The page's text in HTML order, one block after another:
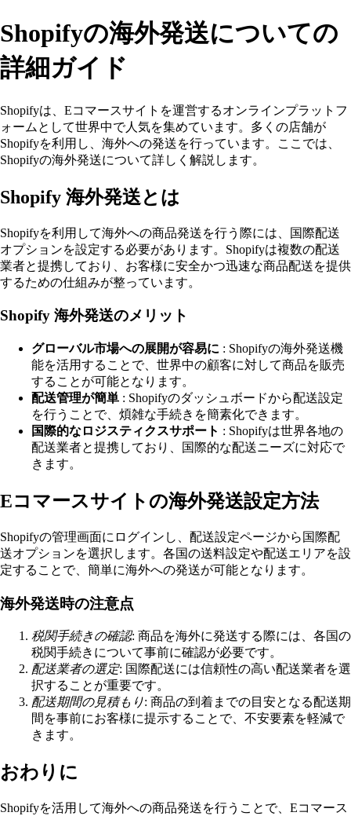
Shopifyの海外発送についての
詳細ガイド
Shopifyは、Eコマースサイトを運営するオンラインプラットフ
ォームとして世界中で人気を集めています。多くの店舗が
Shopifyを利用し、海外への発送を行っています。ここでは、
Shopifyの海外発送について詳しく解説します。
Shopify 海外発送とは
Shopifyを利用して海外への商品発送を行う際には、国際配送
オプションを設定する必要があります。Shopifyは複数の配送
業者と提携しており、お客様に安全かつ迅速な商品配送を提供
するための仕組みが整っています。
Shopify 海外発送のメリット
グローバル市場への展開が容易に : Shopifyの海外発送機
能を活用することで、世界中の顧客に対して商品を販売
することが可能となります。
配送管理が簡単 : Shopifyのダッシュボードから配送設定
を行うことで、煩雑な手続きを簡素化できます。
国際的なロジスティクスサポート : Shopifyは世界各地の
配送業者と提携しており、国際的な配送ニーズに対応で
きます。
Eコマースサイトの海外発送設定方法
Shopifyの管理画面にログインし、配送設定ページから国際配
送オプションを選択します。各国の送料設定や配送エリアを設
定することで、簡単に海外への発送が可能となります。
海外発送時の注意点
税関手続きの確認: 商品を海外に発送する際には、各国の
税関手続きについて事前に確認が必要です。
配送業者の選定: 国際配送には信頼性の高い配送業者を選
択することが重要です。
配送期間の見積もり: 商品の到着までの目安となる配送期
間を事前にお客様に提示することで、不安要素を軽減で
きます。
おわりに
Shopifyを活用して海外への商品発送を行うことで、Eコマース